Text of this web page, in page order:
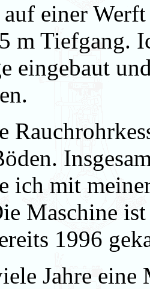
einer
m Tiefgang.
eingebaut
ich mit
Maschine
1996
Jahre